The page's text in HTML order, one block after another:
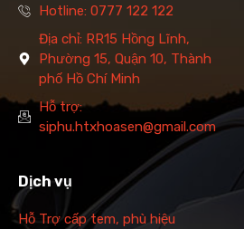
Hotline: 0777 122 122
Địa chỉ: RR15 Hồng Lĩnh,
Phường 15, Quận 10, Thành
phố Hồ Chí Minh
Hỗ trợ:
siphu.htxhoasen@gmail.com
Dịch vụ
Hỗ Trợ cấp tem, phù hiệu